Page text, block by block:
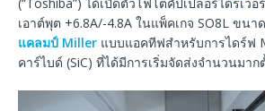
(“Toshiba”) ได้เปิดตัวโฟโตคัปเปลอร์ไดรเวอ
เอาต์พุต +6.8A/-4.8A ในแพ็คเกจ SO8L ขนา
แคลมป์ Miller แบบแอคทีฟสำหรับการไดร์ฟ
คาร์ไบด์ (SiC) ที่ได้มีการเริ่มจัดส่งจำนวนมา